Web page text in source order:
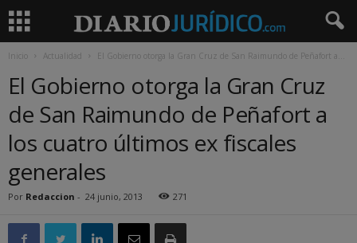
Inicio Actualidad El Gobierno otorga la Gran Cruz de San Raimundo de Peñafort a...
El Gobierno otorga la Gran Cruz
de San Raimundo de Peñafort a
los cuatro últimos ex fiscales
generales
Por Redaccion - 24 junio, 2013 271